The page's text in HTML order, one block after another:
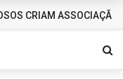
CRIAM